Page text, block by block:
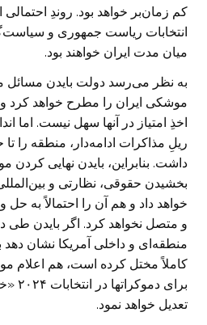
کم زمان‌بر خواهد بود. روندِ احتمالی
انتخابات ریاست جمهوری و
میان مدت ایران خواهند بود.
به نظر می‌رسد دولت بایدن مسائل
موشکی ایران را مطرح خواهد کرد
اخذِ امتیاز در آنها سهل نیست. اما
ریلِ مذاکرات ادامه‌دار، منطقه را
داشت. بنابراین، بایدن نهایی
بخشیدن حقوقی، نظارتی و
خواهد داد و هم آن را احتمالاً به
و متصل نخواهد کرد. اگر بایدن طی
منطقه‌ای و داخلی آمریکا نشان دهد
کاملاً مختل کرده است، هم اعلام
برای
تعدیل خواهد نمود.